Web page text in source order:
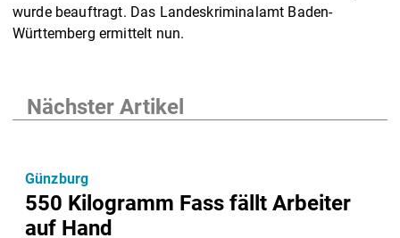
wurde beauftragt. Das Landeskriminalamt Baden-
Württemberg ermittelt nun.
Nächster Artikel
550 Kilogramm Fass fällt Arbeiter
auf Hand
Günzburg